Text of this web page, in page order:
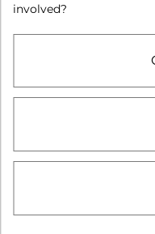
Isabel Muñoz 2025.
involved?